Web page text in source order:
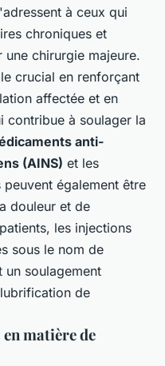
à ceux qui
chroniques et
chirurgie majeure.
crucial en renforçant
affectée et en
contribue à soulager la
anti-
(AINS) et les
également être
douleur et de
les injections
sous le nom de
soulagement
de
matière de